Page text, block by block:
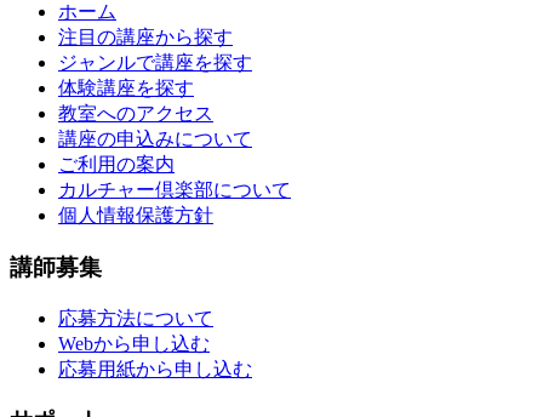
ホーム
注目の講座から探す
ジャンルで講座を探す
体験講座を探す
教室へのアクセス
講座の申込みについて
ご利用の案内
カルチャー倶楽部について
個人情報保護方針
講師募集
応募方法について
Webから申し込む
応募用紙から申し込む